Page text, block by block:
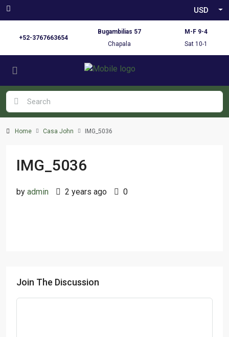
USD
+52-3767663654
Bugambilias 57
Chapala
M-F 9-4
Sat 10-1
Home Casa John IMG_5036
IMG_5036
by admin 2 years ago 0
Join The Discussion